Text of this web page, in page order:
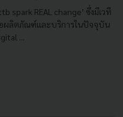
REAL change’ ซึ่งมีเวที
ผลิตภัณฑ์และบริการในปัจจุบัน
...